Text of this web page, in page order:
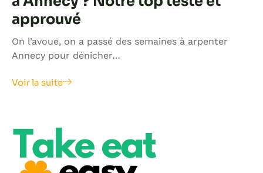
approuvé
On l’avoue, on a passé des semaines à arpenter
Annecy pour dénicher…
Voir la suite